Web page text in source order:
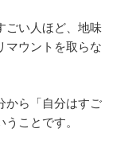
ごい人ほど、地味
マウントを取らな
から「自分はすご
ことです。